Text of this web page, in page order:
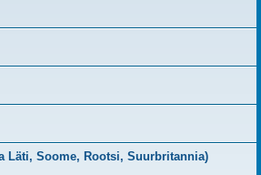
Läti, Soome, Rootsi, Suurbritannia)